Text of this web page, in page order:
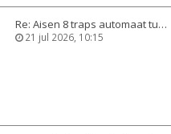
Re: Aisen 8 traps automaat tu…
21 jul 2026, 10:15